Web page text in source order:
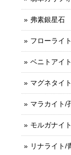
弗素銀星石
フローライ
ベニトアイ
マグネタイ
マラカイト/
モルガナイト
リナライト/